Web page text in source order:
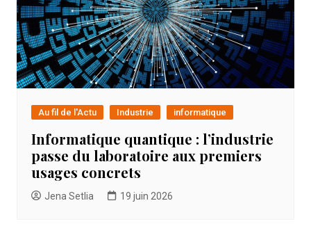
Au fil de l'Actu Industrie informatique
Informatique quantique : l’industrie
passe du laboratoire aux premiers
usages concrets
Jena Setlia 19 juin 2026